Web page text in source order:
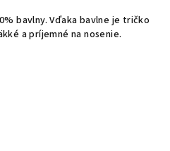
bavlny. Vďaka bavlneje tričko
a príjemné na nosenie.